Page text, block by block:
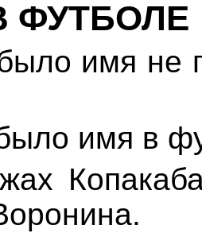
ФУТБОЛЕ
имя не
имя в